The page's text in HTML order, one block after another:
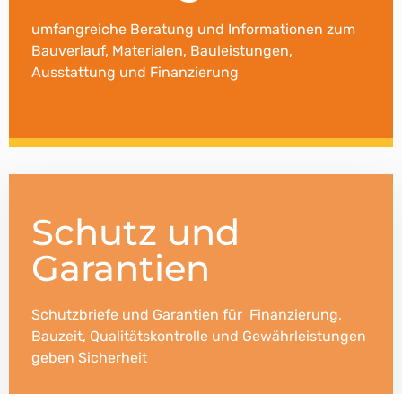
umfangreiche Beratung und Informationen zum
Bauverlauf, Materialen, Bauleistungen,
Ausstattung und Finanzierung
Schutz und
Garantien
Schutzbriefe und Garantien für Finanzierung,
Bauzeit, Qualitätskontrolle und Gewährleistungen
geben Sicherheit